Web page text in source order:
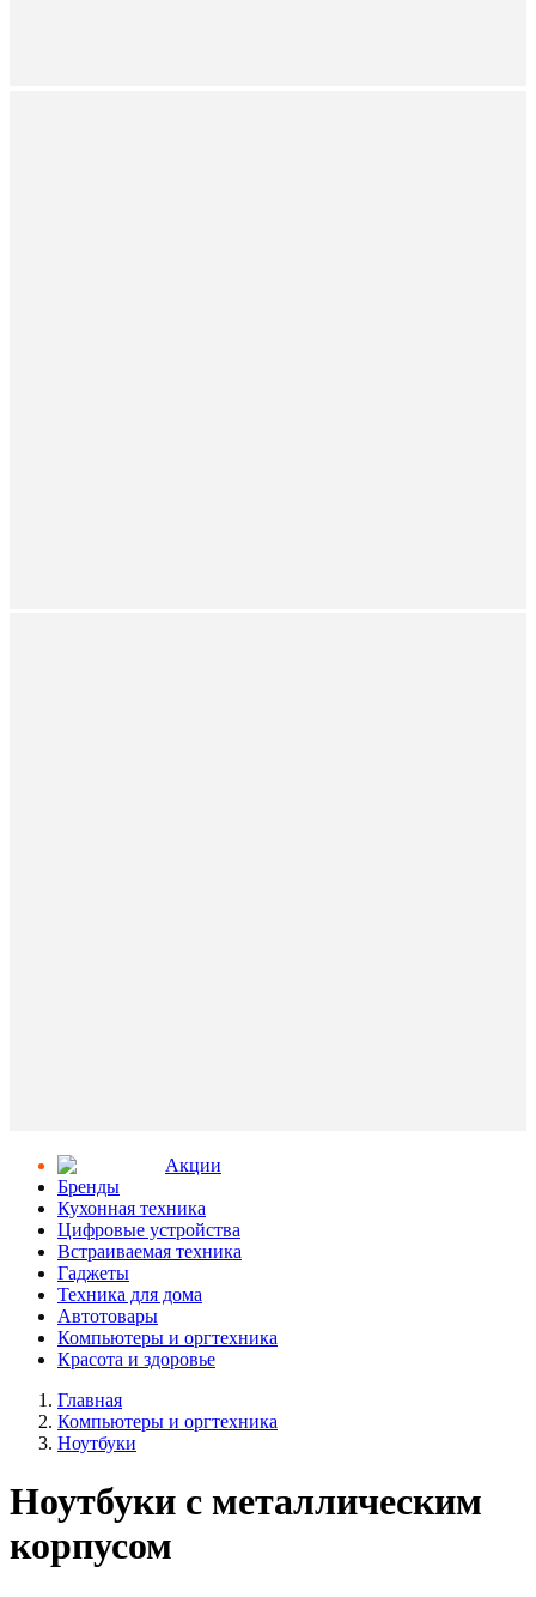
Aкции
Бренды
Кухонная техника
Цифровые устройства
Встраиваемая техника
Гаджеты
Техника для дома
Автотовары
Компьютеры и оргтехника
Красота и здоровье
Главная
Компьютеры и оргтехника
Ноутбуки
Ноутбуки с металлическим
корпусом